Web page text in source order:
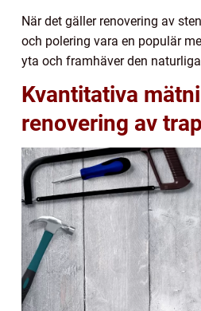
När det gäller renovering av
och polering vara en populär
yta och framhäver den
Kvantitativa
renovering av